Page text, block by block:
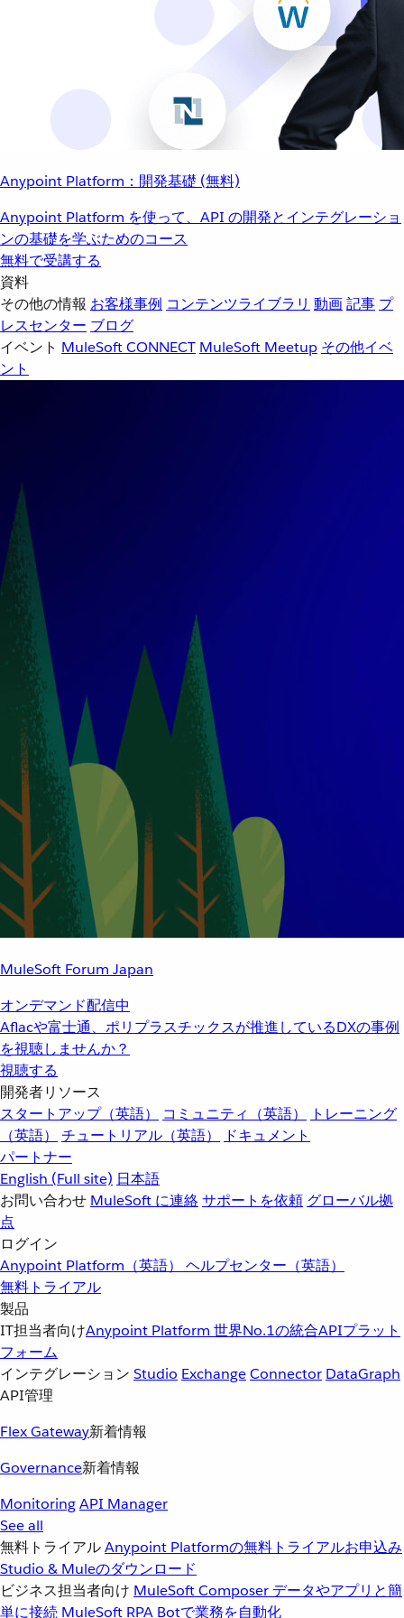
Anypoint Platform：開発基礎 (無料)
Anypoint Platform を使って、API の開発とインテグレーショ
ンの基礎を学ぶためのコース
無料で受講する
資料
その他の情報 お客様事例 コンテンツライブラリ 動画記事 プ
レスセンター ブログ
イベント MuleSoft CONNECT MuleSoft Meetup その他イベ
ント
MuleSoft Forum Japan
オンデマンド配信中
Aflacや富士通、ポリプラスチックスが推進しているDXの事例
を視聴しませんか？
視聴する
開発者リソース
スタートアップ（英語）
コミュニティ（英語）
トレーニング
（英語）
チュートリアル（英語）
ドキュメント
パートナー
English (Full site) 日本語
お問い合わせ MuleSoft に連絡サポートを依頼 グローバル拠
点
ログイン
Anypoint Platform（英語） ヘルプセンター（英語）
無料トライアル
製品
IT担当者向けAnypoint Platform 世界No.1の統合APIプラット
フォーム
インテグレーション Studio ExchangeConnector DataGraph
API管理
Flex Gateway新着情報
Governance新着情報
MonitoringAPI Manager
See all
無料トライアルAnypoint Platformの無料トライアルお申込み
Studio & Muleのダウンロード
ビジネス担当者向け MuleSoft Composer データやアプリと簡
単に接続 MuleSoft RPA Botで業務を自動化